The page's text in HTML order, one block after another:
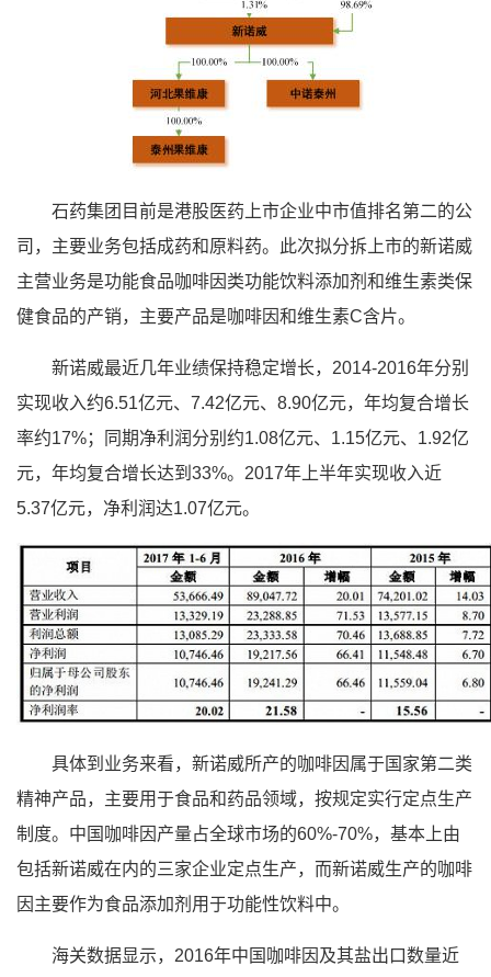
石药集团目前是港股医药上市企业中市值排名第二的公
司，主要业务包括成药和原料药。此次拟分拆上市的新诺威
主营业务是功能食品咖啡因类功能饮料添加剂和维生素类保
健食品的产销，主要产品是咖啡因和维生素C含片。
新诺威最近几年业绩保持稳定增长，2014-2016年分别
实现收入约6.51亿元、7.42亿元、8.90亿元，年均复合增长
率约17%；同期净利润分别约1.08亿元、1.15亿元、1.92亿
元，年均复合增长达到33%。2017年上半年实现收入近
5.37亿元，净利润达1.07亿元。
具体到业务来看，新诺威所产的咖啡因属于国家第二类
精神产品，主要用于食品和药品领域，按规定实行定点生产
制度。中国咖啡因产量占全球市场的60%-70%，基本上由
包括新诺威在内的三家企业定点生产，而新诺威生产的咖啡
因主要作为食品添加剂用于功能性饮料中。
海关数据显示，2016年中国咖啡因及其盐出口数量近